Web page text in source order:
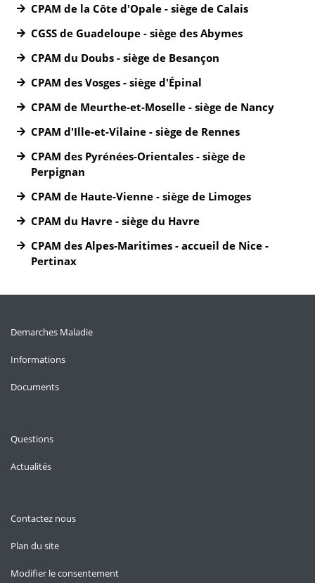
CPAM de la Côte d'Opale - siège de Calais
CGSS de Guadeloupe - siège des Abymes
CPAM du Doubs - siège de Besançon
CPAM des Vosges - siège d'Épinal
CPAM de Meurthe-et-Moselle - siège de Nancy
CPAM d'Ille-et-Vilaine - siège de Rennes
CPAM des Pyrénées-Orientales - siège de
Perpignan
CPAM de Haute-Vienne - siège de Limoges
CPAM du Havre - siège du Havre
CPAM des Alpes-Maritimes - accueil de Nice -
Pertinax
Demarches Maladie
Informations
Documents
Questions
Actualités
Contactez nous
Plan du site
Modifier le consentement